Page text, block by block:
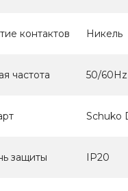
контактов Никель
частота 50/60Hz
Schuko
защиты IP20